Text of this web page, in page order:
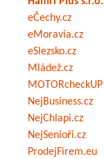
eČechy.cz
eMoravia.cz
eSlezsko.cz
Mládež.cz
MOTORcheckUP
NejBusiness.cz
NejChlapi.cz
NejSenioři.cz
ProdejFirem.eu